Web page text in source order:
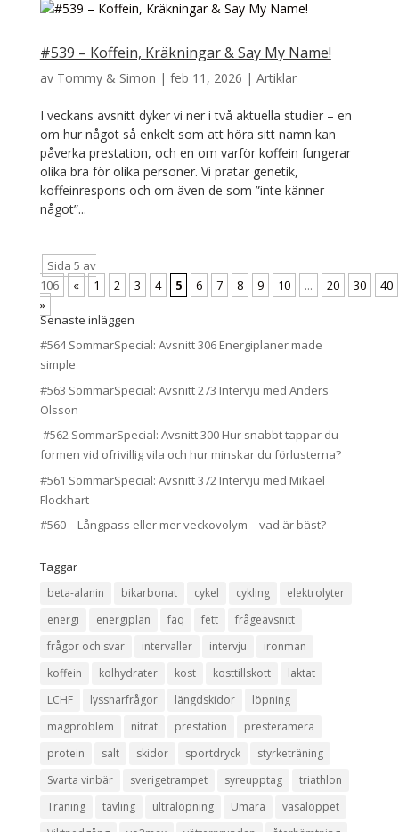
#539 – Koffein, Kräkningar & Say My Name!
av Tommy & Simon | feb 11, 2026 | Artiklar
I veckans avsnitt dyker vi ner i två aktuella studier – en
om hur något så enkelt som att höra sitt namn kan
påverka prestation, och en om varför koffein fungerar
olika bra för olika personer. Vi pratar genetik,
koffeinrespons och om även de som ”inte känner
något”...
Sida 5 av
106
« 1 2 3 4 5 6 7 8 9 10 ... 20 30
40
»
Senaste inläggen
#564 SommarSpecial: Avsnitt 306 Energiplaner made
simple
#563 SommarSpecial: Avsnitt 273 Intervju med Anders
Olsson
#562 SommarSpecial: Avsnitt 300 Hur snabbt tappar du
formen vid ofrivillig vila och hur minskar du förlusterna?
#561 SommarSpecial: Avsnitt 372 Intervju med Mikael
Flockhart
#560 – Långpass eller mer veckovolym – vad är bäst?
Taggar
beta-alanin bikarbonat cykel cykling
elektrolyter
energi
energiplan faq fett
frågeavsnitt
frågor och svar
intervaller intervju
ironman
koffein
kolhydrater kost kosttillskott
laktat
LCHF
lyssnarfrågor längdskidor
löpning
magproblem
nitrat prestation
presteramera
protein
salt skidor sportdryck
styrketräning
Svarta vinbär
sverigetrampet syreupptag
triathlon
Träning
tävling ultralöpning Umara
vasaloppet